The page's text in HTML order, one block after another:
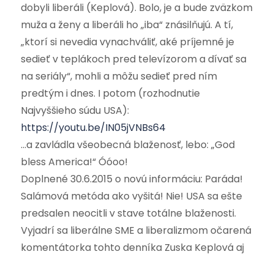
dobyli liberáli (Keplová). Bolo, je a bude zväzkom
muža a ženy a liberáli ho „iba“ znásilňujú. A tí,
„ktorí si nevedia vynachváliť, aké príjemné je
sedieť v teplákoch pred televízorom a dívať sa
na seriály“, mohli a môžu sedieť pred ním
predtým i dnes. I potom (rozhodnutie
Najvyššieho súdu USA):
https://youtu.be/IN05jVNBs64
…a zavládla všeobecná blaženosť, lebo: „God
bless America!“ Óóoo!
Doplnené 30.6.2015 o novú informáciu: Paráda!
Salámová metóda ako vyšitá! Nie! USA sa ešte
predsalen neocitli v stave totálne blaženosti.
Vyjadrí sa liberálne SME a liberalizmom očarená
komentátorka tohto denníka Zuska Keplová aj